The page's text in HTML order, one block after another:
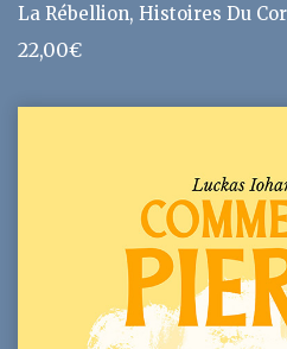
La Rébellion, Histoires Du
22,00€